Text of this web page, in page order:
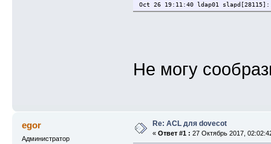
Oct 26 19:11:40 ldap01 slapd[28115]:
Не могу
egor
Администратор
Re: ACL для dovecot
« Ответ #1 : 27 Октябрь 2017,